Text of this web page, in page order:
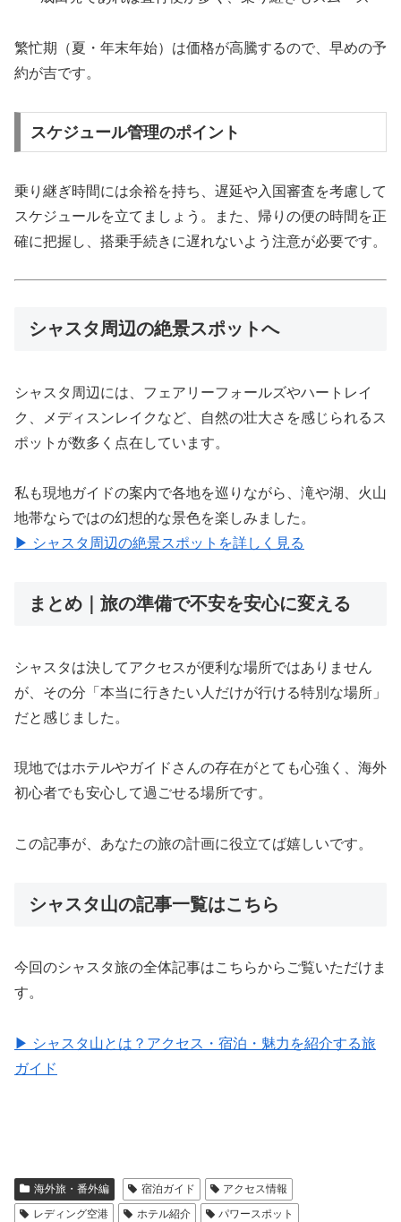
繁忙期（夏・年末年始）は価格が高騰するので、早めの予
約が吉です。
スケジュール管理のポイント
乗り継ぎ時間には余裕を持ち、遅延や入国審査を考慮して
スケジュールを立てましょう。また、帰りの便の時間を正
確に把握し、搭乗手続きに遅れないよう注意が必要です。
シャスタ周辺の絶景スポットへ
シャスタ周辺には、フェアリーフォールズやハートレイ
ク、メディスンレイクなど、自然の壮大さを感じられるス
ポットが数多く点在しています。
私も現地ガイドの案内で各地を巡りながら、滝や湖、火山
地帯ならではの幻想的な景色を楽しみました。
▶ シャスタ周辺の絶景スポットを詳しく見る
まとめ｜旅の準備で不安を安心に変える
シャスタは決してアクセスが便利な場所ではありません
が、その分「本当に行きたい人だけが行ける特別な場所」
だと感じました。
現地ではホテルやガイドさんの存在がとても心強く、海外
初心者でも安心して過ごせる場所です。
この記事が、あなたの旅の計画に役立てば嬉しいです。
シャスタ山の記事一覧はこちら
今回のシャスタ旅の全体記事はこちらからご覧いただけま
す。
▶ シャスタ山とは？アクセス・宿泊・魅力を紹介する旅
ガイド
海外旅・番外編 宿泊ガイド
アクセス情報
レディング空港
ホテル紹介
パワースポット